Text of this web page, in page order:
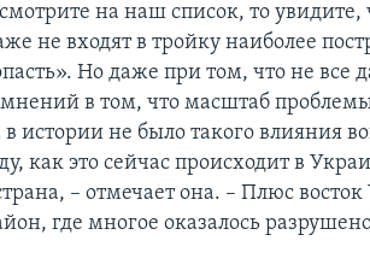
на наш список, то увидите,
не входят в тройку наиболее
Но даже при том, что не все
в том, что масштаб
истории не было такого влияния
как это сейчас происходит в
– отмечает она. – Плюс
где многое оказалось